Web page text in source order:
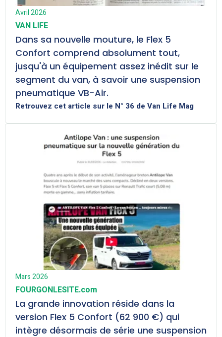
Avril 2026
VAN LIFE
Dans sa nouvelle mouture, le Flex 5
Confort comprend absolument tout,
jusqu'à un équipement assez inédit sur le
segment du van, à savoir une suspension
pneumatique VB-Air.
Retrouvez cet article sur le N° 36 de Van Life Mag
Mars 2026
FOURGONLESITE.com
La grande innovation réside dans la
version Flex 5 Confort (62 900 €) qui
intègre désormais de série une suspension